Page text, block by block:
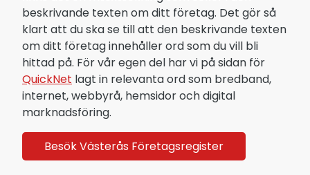
beskrivande texten om ditt företag. Det gör så
klart att du ska se till att den beskrivande texten
om ditt företag innehåller ord som du vill bli
hittad på. För vår egen del har vi på sidan för
QuickNet lagt in relevanta ord som bredband,
internet, webbyrå, hemsidor och digital
marknadsföring.
Besök Västerås Företagsregister